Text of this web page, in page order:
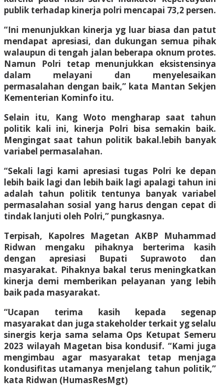
publik terhadap kinerja polri mencapai 73,2 persen.
“Ini menunjukkan kinerja yg luar biasa dan patut
mendapat apresiasi, dan dukungan semua pihak
walaupun di tengah jalan beberapa oknum protes.
Namun Polri tetap menunjukkan eksistensinya
dalam melayani dan menyelesaikan
permasalahan dengan baik,” kata Mantan Sekjen
Kementerian Kominfo itu.
Selain itu, Kang Woto mengharap saat tahun
politik kali ini, kinerja Polri bisa semakin baik.
Mengingat saat tahun politik bakal.lebih banyak
variabel permasalahan.
“Sekali lagi kami apresiasi tugas Polri ke depan
lebih baik lagi dan lebih baik lagi apalagi tahun ini
adalah tahun politik tentunya banyak variabel
permasalahan sosial yang harus dengan cepat di
tindak lanjuti oleh Polri,” pungkasnya.
Terpisah, Kapolres Magetan AKBP Muhammad
Ridwan mengaku pihaknya berterima kasih
dengan apresiasi Bupati Suprawoto dan
masyarakat. Pihaknya bakal terus meningkatkan
kinerja demi memberikan pelayanan yang lebih
baik pada masyarakat.
“Ucapan terima kasih kepada segenap
masyarakat dan juga stakeholder terkait yg selalu
sinergis kerja sama selama Ops Ketupat Semeru
2023 wilayah Magetan bisa kondusif. “Kami juga
mengimbau agar masyarakat tetap menjaga
kondusifitas utamanya menjelang tahun politik,”
kata Ridwan (HumasResMgt)